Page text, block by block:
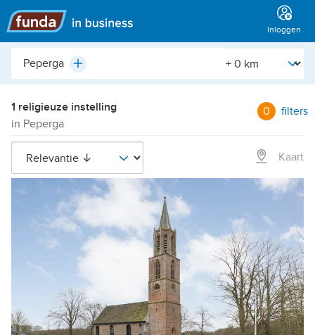
Hoofdmenu
Inloggen
Plaats,
buurt,
etc.
Plus [Straal]
1 religieuze instelling
in Peperga
0 filters
Kaart